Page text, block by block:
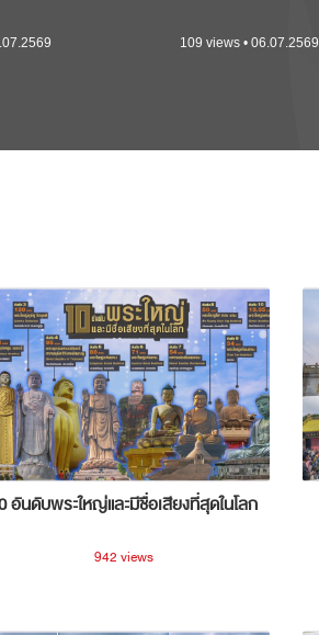
109 views • 06.07.2569
อันดับพระใหญ่และมีชื่อเสียงที่สุดในโลก
942 views